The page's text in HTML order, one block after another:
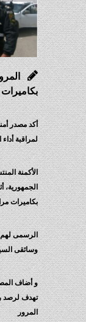
المرور :
بكاميرات
أكد مصدر أمنى، أن
لمراقبة أداء
الأكمنة
الجمهورية، أثناء
بكاميرات مراقبة
الرسمى لهم،
وسائقى
و أضاف المصدر،
تهدف لرصد رشاوى
المرور